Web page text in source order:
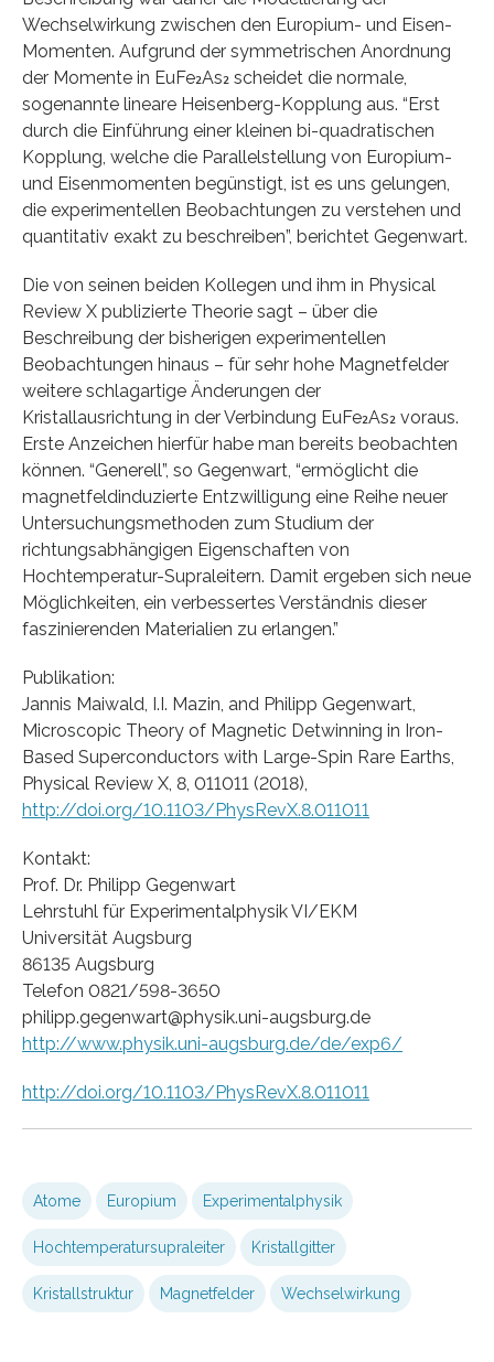
Wechselwirkung zwischen den Europium- und Eisen-
Momenten. Aufgrund der symmetrischen Anordnung
der Momente in EuFe₂As₂ scheidet die normale,
sogenannte lineare Heisenberg-Kopplung aus. “Erst
durch die Einführung einer kleinen bi-quadratischen
Kopplung, welche die Parallelstellung von Europium-
und Eisenmomenten begünstigt, ist es uns gelungen,
die experimentellen Beobachtungen zu verstehen und
quantitativ exakt zu beschreiben”, berichtet Gegenwart.
Die von seinen beiden Kollegen und ihm in Physical
Review X publizierte Theorie sagt – über die
Beschreibung der bisherigen experimentellen
Beobachtungen hinaus – für sehr hohe Magnetfelder
weitere schlagartige Änderungen der
Kristallausrichtung in der Verbindung EuFe₂As₂ voraus.
Erste Anzeichen hierfür habe man bereits beobachten
können. “Generell”, so Gegenwart, “ermöglicht die
magnetfeldinduzierte Entzwilligung eine Reihe neuer
Untersuchungsmethoden zum Studium der
richtungsabhängigen Eigenschaften von
Hochtemperatur-Supraleitern. Damit ergeben sich neue
Möglichkeiten, ein verbessertes Verständnis dieser
faszinierenden Materialien zu erlangen.”
Publikation:
Jannis Maiwald, I.I. Mazin, and Philipp Gegenwart,
Microscopic Theory of Magnetic Detwinning in Iron-
Based Superconductors with Large-Spin Rare Earths,
Physical Review X, 8, 011011 (2018),
http://doi.org/10.1103/PhysRevX.8.011011
Kontakt:
Prof. Dr. Philipp Gegenwart
Lehrstuhl für Experimentalphysik VI/EKM
Universität Augsburg
86135 Augsburg
Telefon 0821/598-3650
philipp.gegenwart@physik.uni-augsburg.de
http://www.physik.uni-augsburg.de/de/exp6/
http://doi.org/10.1103/PhysRevX.8.011011
Atome Europium Experimentalphysik
Hochtemperatursupraleiter Kristallgitter
Kristallstruktur Magnetfelder Wechselwirkung